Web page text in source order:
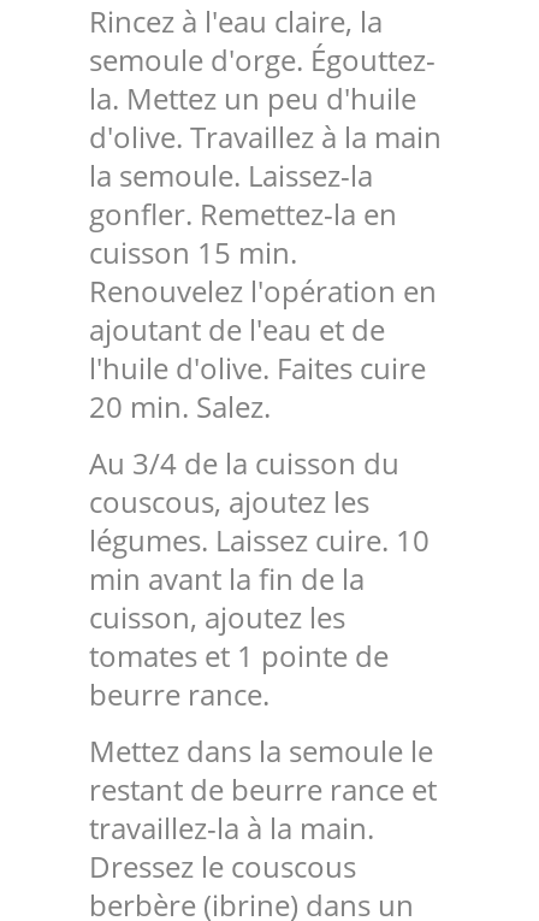
Rincez à l'eau claire, la
semoule d'orge. Égouttez-
la. Mettez un peu d'huile
d'olive. Travaillez à la main
la semoule. Laissez-la
gonfler. Remettez-la en
cuisson 15 min.
Renouvelez l'opération en
ajoutant de l'eau et de
l'huile d'olive. Faites cuire
20 min. Salez.
Au 3/4 de la cuisson du
couscous, ajoutez les
légumes. Laissez cuire. 10
min avant la fin de la
cuisson, ajoutez les
tomates et 1 pointe de
beurre rance.
Mettez dans la semoule le
restant de beurre rance et
travaillez-la à la main.
Dressez le couscous
berbère (ibrine) dans un